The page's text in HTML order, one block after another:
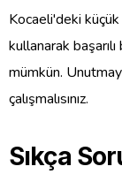
Kocaeli'deki
kullanarak
mümkün.
çalışmalısınız.
Sıkça